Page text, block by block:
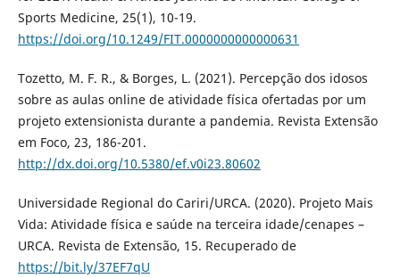
Sports Medicine, 25(1), 10-19.
https://doi.org/10.1249/FIT.0000000000000631
Tozetto, M. F. R., & Borges, L. (2021). Percepção dos idosos
sobre as aulas online de atividade física ofertadas por um
projeto extensionista durante a pandemia. Revista Extensão
em Foco, 23, 186-201.
http://dx.doi.org/10.5380/ef.v0i23.80602
Universidade Regional do Cariri/URCA. (2020). Projeto Mais
Vida: Atividade física e saúde na terceira idade/cenapes –
URCA. Revista de Extensão, 15. Recuperado de
https://bit.ly/37EF7qU